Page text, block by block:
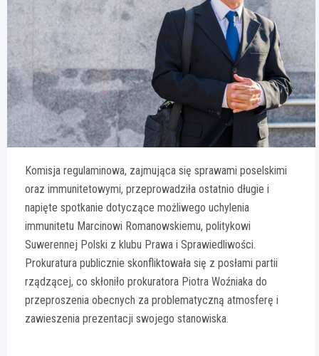
Komisja regulaminowa, zajmująca się sprawami poselskimi
oraz immunitetowymi, przeprowadziła ostatnio długie i
napięte spotkanie dotyczące możliwego uchylenia
immunitetu Marcinowi Romanowskiemu, politykowi
Suwerennej Polski z klubu Prawa i Sprawiedliwości.
Prokuratura publicznie skonfliktowała się z posłami partii
rządzącej, co skłoniło prokuratora Piotra Woźniaka do
przeproszenia obecnych za problematyczną atmosferę i
zawieszenia prezentacji swojego stanowiska.